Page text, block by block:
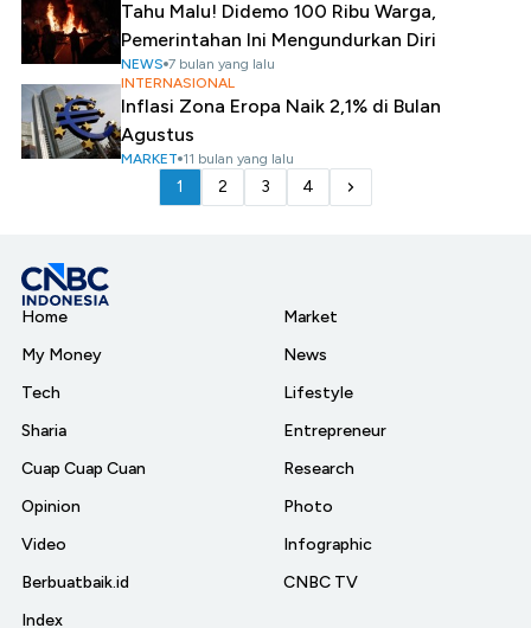
Tahu Malu! Didemo 100 Ribu Warga,
Pemerintahan Ini Mengundurkan Diri
NEWS 7 bulan yang lalu
INTERNASIONAL
Inflasi Zona Eropa Naik 2,1% di Bulan
Agustus
MARKET 11 bulan yang lalu
1 2 3 4
Home
My Money
Tech
Sharia
Cuap Cuap Cuan
Opinion
Video
Berbuatbaik.id
Index
Market
News
Lifestyle
Entrepreneur
Research
Photo
Infographic
CNBC TV